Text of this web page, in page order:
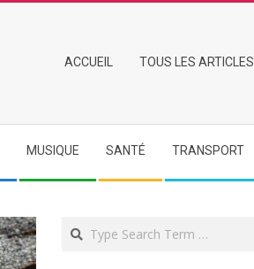
ACCUEIL TOUS LES ARTICLES
MUSIQUE SANTÉ TRANSPORT
Search